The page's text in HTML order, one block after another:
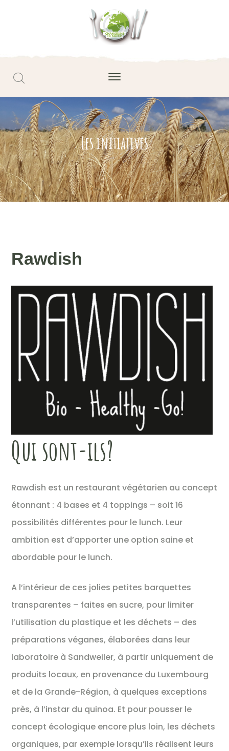
Les initiatives
Rawdish
Qui sont-ils?
Rawdish est un restaurant végétarien au concept
étonnant : 4 bases et 4 toppings – soit 16
possibilités différentes pour le lunch. Leur
ambition est d’apporter une option saine et
abordable pour le lunch.
A l’intérieur de ces jolies petites barquettes
transparentes – faites en sucre, pour limiter
l’utilisation du plastique et les déchets – des
préparations véganes, élaborées dans leur
laboratoire à Sandweiler, à partir uniquement de
produits locaux, en provenance du Luxembourg
et de la Grande-Région, à quelques exceptions
près, à l’instar du quinoa. Et pour pousser le
concept écologique encore plus loin, les déchets
organiques, par exemple lorsqu’ils réalisent leurs